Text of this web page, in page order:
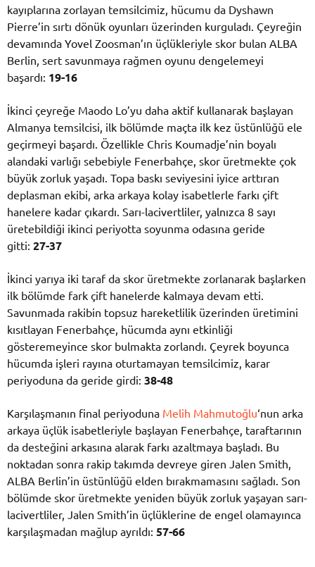
kayıplarına zorlayan temsilcimiz, hücumu da Dyshawn
Pierre’in sırtı dönük oyunları üzerinden kurguladı. Çeyreğin
devamında Yovel Zoosman’ın üçlükleriyle skor bulan ALBA
Berlin, sert savunmaya rağmen oyunu dengelemeyi
başardı: 19-16
İkinci çeyreğe Maodo Lo’yu daha aktif kullanarak başlayan
Almanya temsilcisi, ilk bölümde maçta ilk kez üstünlüğü ele
geçirmeyi başardı. Özellikle Chris Koumadje’nin boyalı
alandaki varlığı sebebiyle Fenerbahçe, skor üretmekte çok
büyük zorluk yaşadı. Topa baskı seviyesini iyice arttıran
deplasman ekibi, arka arkaya kolay isabetlerle farkı çift
hanelere kadar çıkardı. Sarı-lacivertliler, yalnızca 8 sayı
üretebildiği ikinci periyotta soyunma odasına geride
gitti: 27-37
İkinci yarıya iki taraf da skor üretmekte zorlanarak başlarken
ilk bölümde fark çift hanelerde kalmaya devam etti.
Savunmada rakibin topsuz hareketlilik üzerinden üretimini
kısıtlayan Fenerbahçe, hücumda aynı etkinliği
gösteremeyince skor bulmakta zorlandı. Çeyrek boyunca
hücumda işleri rayına oturtamayan temsilcimiz, karar
periyoduna da geride girdi: 38-48
Karşılaşmanın final periyoduna Melih Mahmutoğlu‘nun arka
arkaya üçlük isabetleriyle başlayan Fenerbahçe, taraftarının
da desteğini arkasına alarak farkı azaltmaya başladı. Bu
noktadan sonra rakip takımda devreye giren Jalen Smith,
ALBA Berlin’in üstünlüğü elden bırakmamasını sağladı. Son
bölümde skor üretmekte yeniden büyük zorluk yaşayan sarı-
lacivertliler, Jalen Smith’in üçlüklerine de engel olamayınca
karşılaşmadan mağlup ayrıldı: 57-66